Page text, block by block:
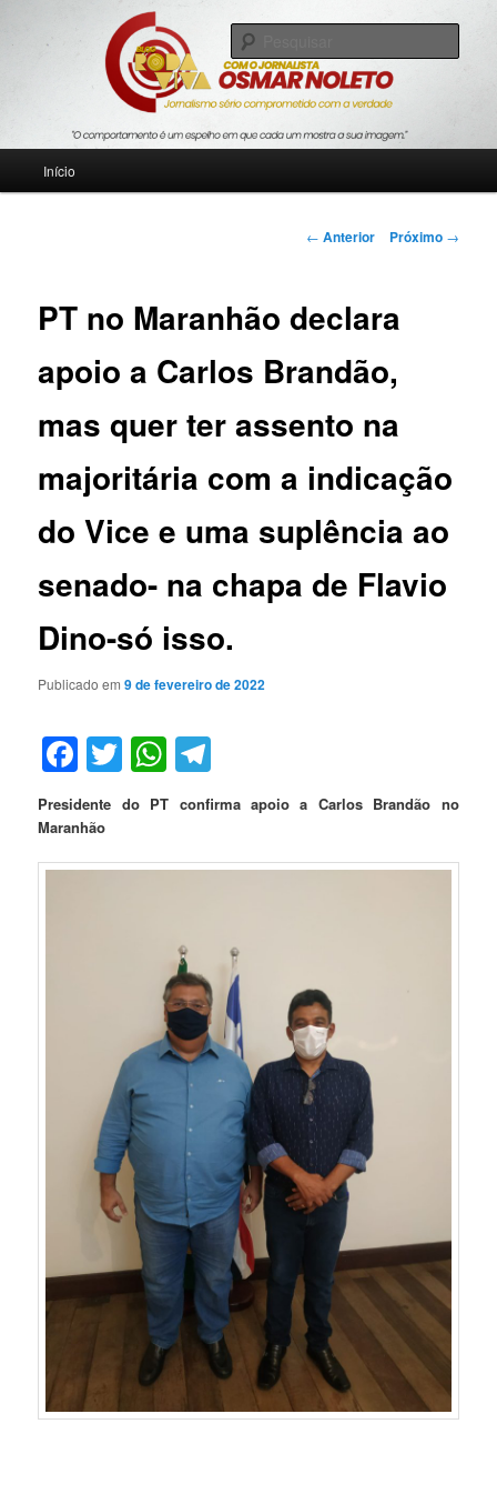
Blog Roda Viva
Jornalismo sério comprometido com a verdade
Início
Navegação
← Anterior Próximo →
PT no Maranhão declara
apoio a Carlos Brandão,
mas quer ter assento na
majoritária com a indicação
do Vice e uma suplência ao
senado- na chapa de Flavio
Dino-só isso.
Publicado em9 de fevereiro de 2022
Facebook
TwitterWhatsApp
Presidente do PT confirma apoio a Carlos Brandão no
Maranhão